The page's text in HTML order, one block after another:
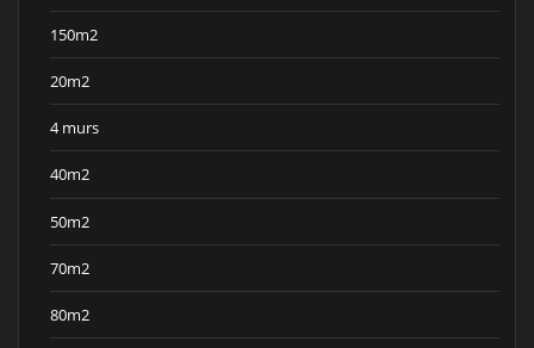
150m2
20m2
4 murs
40m2
50m2
70m2
80m2